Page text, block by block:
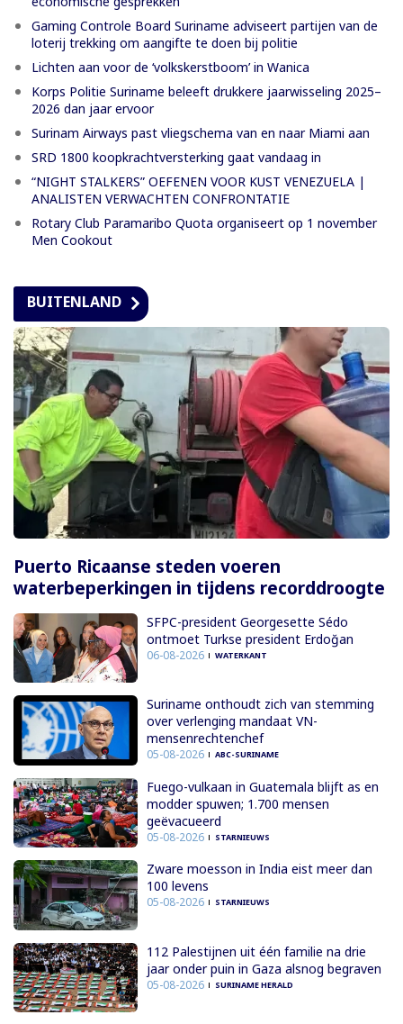
Gaming Controle Board Suriname adviseert partijen van de
loterij trekking om aangifte te doen bij politie
Lichten aan voor de ‘volkskerstboom’ in Wanica
Korps Politie Suriname beleeft drukkere jaarwisseling 2025–
2026 dan jaar ervoor
Surinam Airways past vliegschema van en naar Miami aan
SRD 1800 koopkrachtversterking gaat vandaag in
“NIGHT STALKERS” OEFENEN VOOR KUST VENEZUELA |
ANALISTEN VERWACHTEN CONFRONTATIE
Rotary Club Paramaribo Quota organiseert op 1 november
Men Cookout
BUITENLAND
Puerto Ricaanse steden voeren
waterbeperkingen in tijdens recorddroogte
SFPC-president Georgesette Sédo
ontmoet Turkse president Erdoğan
06-08-2026 WATERKANT
Suriname onthoudt zich van stemming
over verlenging mandaat VN-
mensenrechtenchef
05-08-2026 ABC-SURINAME
Fuego-vulkaan in Guatemala blijft as en
modder spuwen; 1.700 mensen
geëvacueerd
05-08-2026 STARNIEUWS
Zware moesson in India eist meer dan
100 levens
05-08-2026 STARNIEUWS
112 Palestijnen uit één familie na drie
jaar onder puin in Gaza alsnog begraven
05-08-2026 SURINAME HERALD